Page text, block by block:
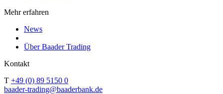
Mehr erfahren
News
Über Baader Trading
Kontakt
T +49 (0) 89 5150 0
baader-trading@baaderbank.de